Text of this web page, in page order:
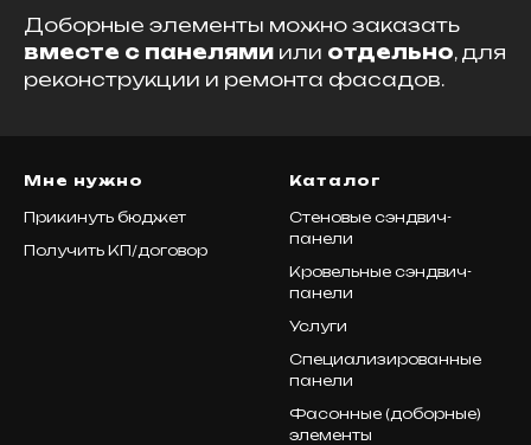
Доборные элементы можно заказать
вместе с панелями или отдельно, для
реконструкции и ремонта фасадов.
Мне нужно
Прикинуть бюджет
Получить КП/договор
Каталог
Стеновые сэндвич-
панели
Кровельные сэндвич-
панели
Услуги
Специализированные
панели
Фасонные (доборные)
элементы